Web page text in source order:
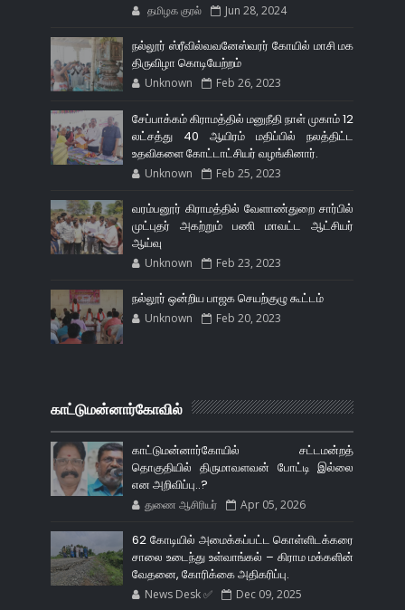
தமிழக குரல் Jun 28, 2024
நல்லூர் ஸ்ரீவில்வவனேஸ்வரர் கோயில் மாசி மக
திருவிழா கொடியேற்றம்
Unknown Feb 26, 2023
சேப்பாக்கம் கிராமத்தில் மனுநீதி நாள் முகாம் 12
லட்சத்து 40 ஆயிரம் மதிப்பில் நலத்திட்ட
உதவிகளை கோட்டாட்சியர் வழங்கினார்.
Unknown Feb 25, 2023
வரம்பனூர் கிராமத்தில் வேளாண்துறை சார்பில்
முட்புதர் அகற்றும் பணி மாவட்ட ஆட்சியர்
ஆய்வு
Unknown Feb 23, 2023
நல்லூர் ஒன்றிய பாஜக செயற்குழு கூட்டம்
Unknown Feb 20, 2023
காட்டுமன்னார்கோவில்
காட்டுமன்னார்கோயில் சட்டமன்றத்
தொகுதியில் திருமாவளவன் போட்டி இல்லை
என அறிவிப்பு..?
துணை ஆசிரியர் Apr 05, 2026
62 கோடியில் அமைக்கப்பட்ட கொள்ளிடக்கரை
சாலை உடைந்து உள்வாங்கல் – கிராம மக்களின்
வேதனை, கோரிக்கை அதிகரிப்பு.
News Desk ✅ Dec 09, 2025